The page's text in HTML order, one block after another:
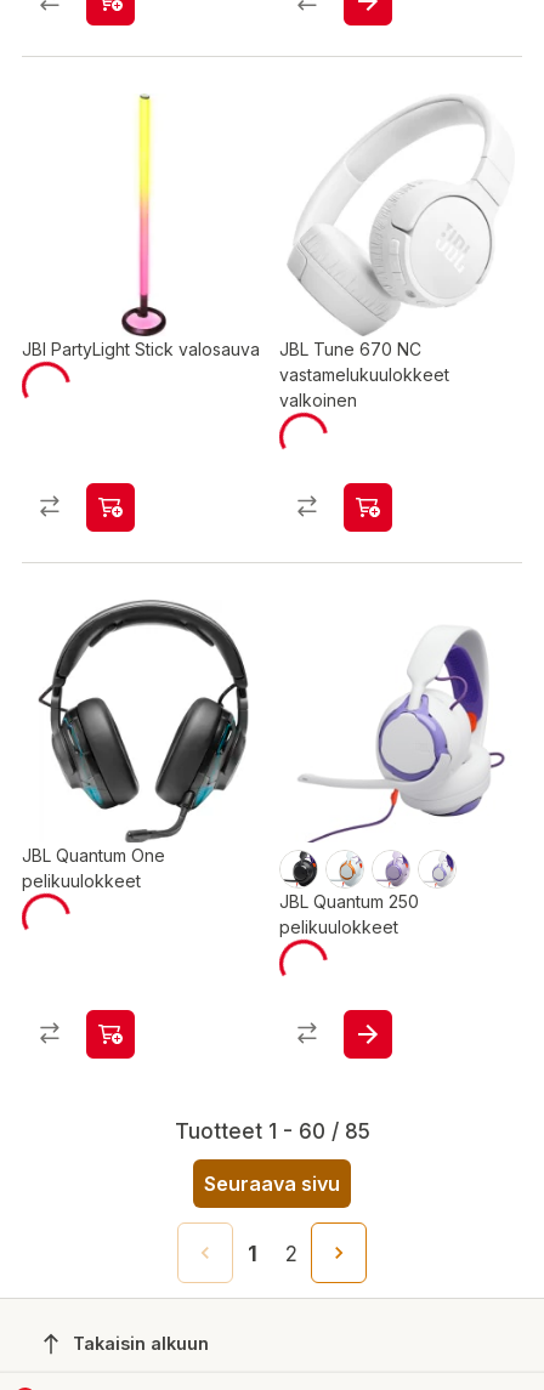
JBl PartyLight Stick valosauva
JBL Tune 670 NC
vastamelukuulokkeet
valkoinen
JBL Quantum One
pelikuulokkeet
JBL Quantum 250
pelikuulokkeet
Tuotteet 1 - 60 / 85
Seuraava sivu
1 2
Takaisin alkuun